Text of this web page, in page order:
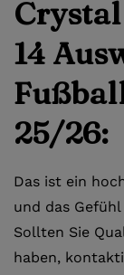
14
25/26:
Das ist ein
und das
Sollten Sie
haben,